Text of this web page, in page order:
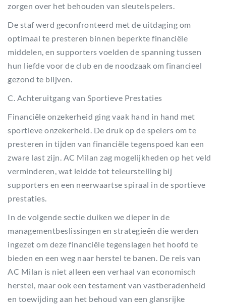
zorgen over het behouden van sleutelspelers.
De staf werd geconfronteerd met de uitdaging om
optimaal te presteren binnen beperkte financiële
middelen, en supporters voelden de spanning tussen
hun liefde voor de club en de noodzaak om financieel
gezond te blijven.
C. Achteruitgang van Sportieve Prestaties
Financiële onzekerheid ging vaak hand in hand met
sportieve onzekerheid. De druk op de spelers om te
presteren in tijden van financiële tegenspoed kan een
zware last zijn. AC Milan zag mogelijkheden op het veld
verminderen, wat leidde tot teleurstelling bij
supporters en een neerwaartse spiraal in de sportieve
prestaties.
In de volgende sectie duiken we dieper in de
managementbeslissingen en strategieën die werden
ingezet om deze financiële tegenslagen het hoofd te
bieden en een weg naar herstel te banen. De reis van
AC Milan is niet alleen een verhaal van economisch
herstel, maar ook een testament van vastberadenheid
en toewijding aan het behoud van een glansrijke